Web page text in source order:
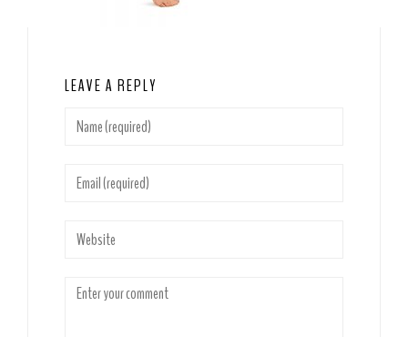
LEAVE A REPLY